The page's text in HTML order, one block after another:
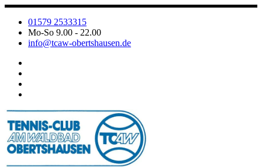
Zum
Inhalt
springen
01579 2533315
Mo-So 9.00 - 22.00
info@tcaw-obertshausen.de